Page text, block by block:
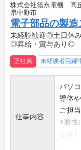
株式会社徳永電機 高
県中野市
電子部品の製
未経験歓迎◎土日休
◎昇給・賞与あり◎
正社員 未経験者活躍
仕事内容
パソ
導体
ご担
※適
＜①